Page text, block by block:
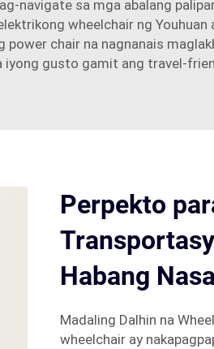
navigate sa mga abalang
wheelchair ng
chair na nagnanais
gusto gamit ang travel-
Perpekto
Habang
Madaling Dalhin na
wheelchair ay